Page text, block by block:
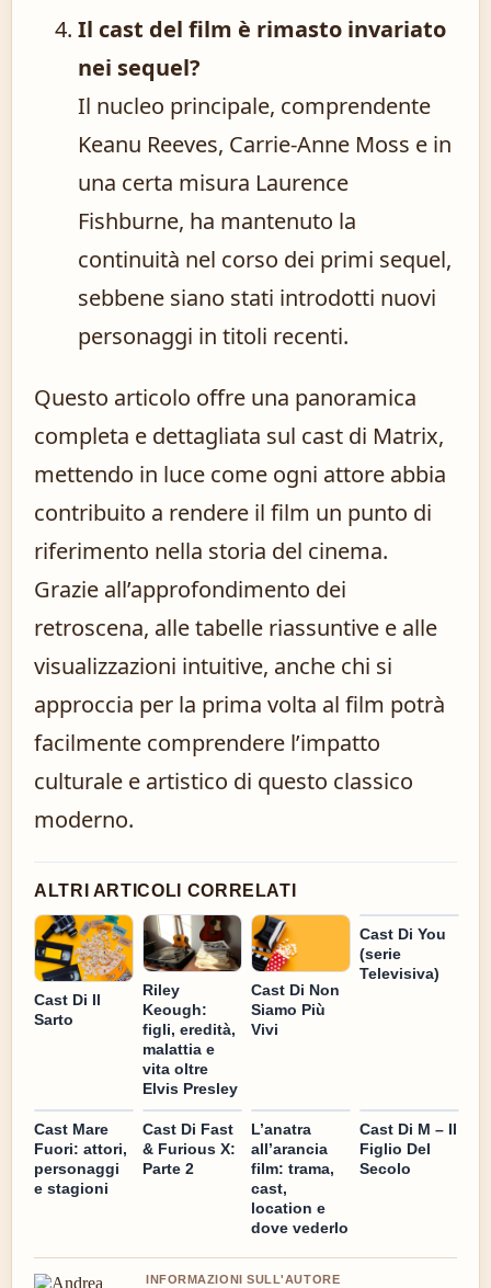
Il cast del film è rimasto invariato
nei sequel?
Il nucleo principale, comprendente
Keanu Reeves, Carrie-Anne Moss e in
una certa misura Laurence
Fishburne, ha mantenuto la
continuità nel corso dei primi sequel,
sebbene siano stati introdotti nuovi
personaggi in titoli recenti.
Questo articolo offre una panoramica
completa e dettagliata sul cast di Matrix,
mettendo in luce come ogni attore abbia
contribuito a rendere il film un punto di
riferimento nella storia del cinema.
Grazie all’approfondimento dei
retroscena, alle tabelle riassuntive e alle
visualizzazioni intuitive, anche chi si
approccia per la prima volta al film potrà
facilmente comprendere l’impatto
culturale e artistico di questo classico
moderno.
ALTRI ARTICOLI CORRELATI
Cast Di Il
Sarto
Riley
Keough:
figli, eredità,
malattia e
vita oltre
Elvis Presley
Cast Di Non
Siamo Più
Vivi
Cast Di You
(serie
Televisiva)
Cast Mare
Fuori: attori,
personaggi
e stagioni
Cast Di Fast
& Furious X:
Parte 2
L’anatra
all’arancia
film: trama,
cast,
location e
dove vederlo
Cast Di M – Il
Figlio Del
Secolo
INFORMAZIONI SULL'AUTORE